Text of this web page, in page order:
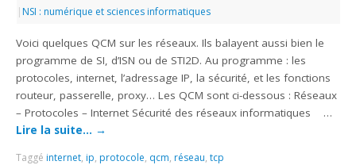
| NSI : numérique et sciences informatiques
Voici quelques QCM sur les réseaux. Ils balayent aussi bien le
programme de SI, d’ISN ou de STI2D. Au programme : les
protocoles, internet, l’adressage IP, la sécurité, et les fonctions
routeur, passerelle, proxy… Les QCM sont ci-dessous : Réseaux
– Protocoles – Internet Sécurité des réseaux informatiques …
Lire la suite… →
Taggé internet, ip, protocole, qcm, réseau,tcp